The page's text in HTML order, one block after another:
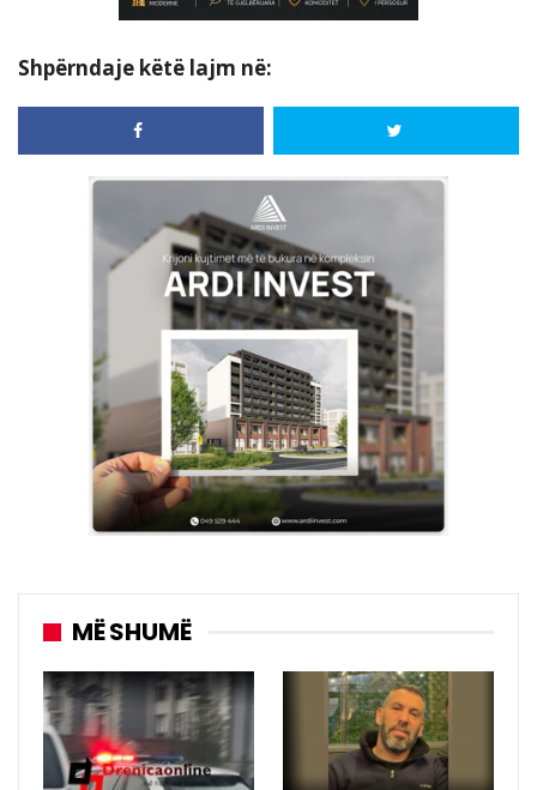
Shpërndaje këtë lajm në:
MË SHUMË